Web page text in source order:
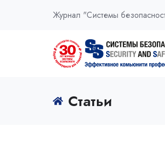
Журнал "Системы
Статьи